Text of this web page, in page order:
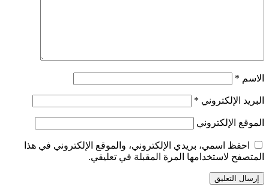
الاسم *
البريد الإلكتروني *
الموقع الإلكتروني
احفظ اسمي، بريدي الإلكتروني، والموقع الإلكتروني في هذا
المتصفح لاستخدامها المرة المقبلة في تعليقي.